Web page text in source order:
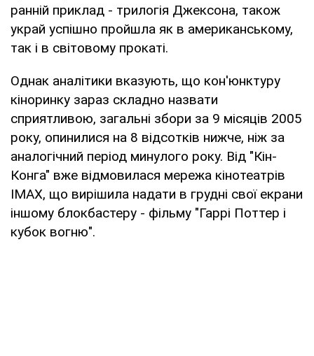
ранній приклад - трилогія Джексона, також
украй успішно пройшла як в американському,
так і в світовому прокаті.
Однак аналітики вказують, що кон'юнктуру
кіноринку зараз складно назвати
сприятливою, загальні збори за 9 місяців 2005
року, опинилися на 8 відсотків нижче, ніж за
аналогічний період минулого року. Від "Кін-
Конга" вже відмовилася мережа кінотеатрів
IMAX, що вирішила надати в грудні свої екрани
іншому блокбастеру - фільму "Гаррі Поттер і
кубок вогню".